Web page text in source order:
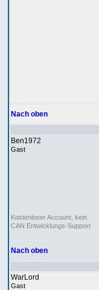
Nach oben
Ben1972
Gast
Kostenloser Account, kein
CAN Entwicklungs-Support
Nach oben
WarLord
Gast